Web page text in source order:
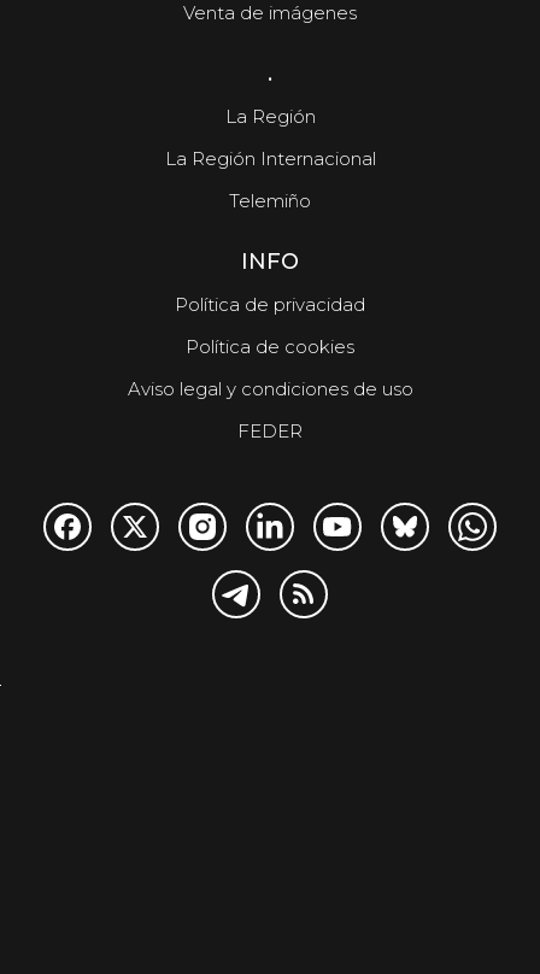
Venta de imágenes
.
La Región
La Región Internacional
Telemiño
INFO
Política de privacidad
Política de cookies
Aviso legal y condiciones de uso
FEDER